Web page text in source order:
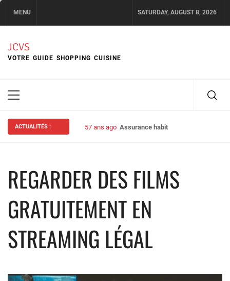
content
MENU SATURDAY, AUGUST 8, 2026
JCVS
VOTRE GUIDE SHOPPING CUISINE
Primary
ACTUALITÉS : 57 ans ago Assurance habitation : bien choisir
REGARDER DES FILMS
GRATUITEMENT EN
STREAMING LÉGAL